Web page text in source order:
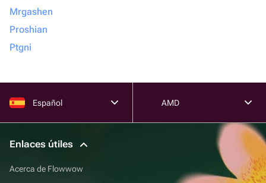
Mrgashen
Proshian
Ptgni
Español AMD
Enlaces útiles
Acerca de Flowwow